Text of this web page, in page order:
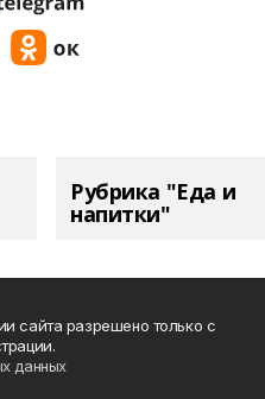
Рубрика "Еда и
напитки"
сайта разрешено только с
данных